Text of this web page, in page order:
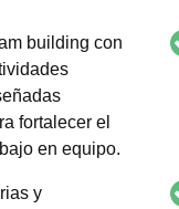
building con
fortalecer el
en equipo.​
y